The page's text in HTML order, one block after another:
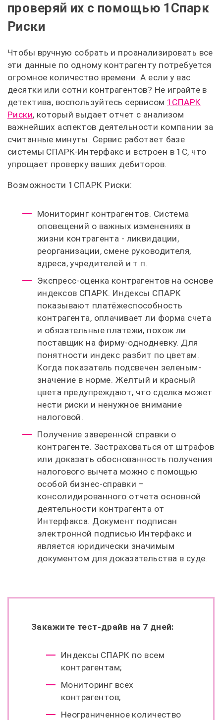
проверяй их с помощью 1Спарк
Риски
Чтобы вручную собрать и проанализировать все
эти данные по одному контрагенту потребуется
огромное количество времени. А если у вас
десятки или сотни контрагентов? Не играйте в
детектива, воспользуйтесь сервисом 1СПАРК
Риски, который выдает отчет с анализом
важнейших аспектов деятельности компании за
считанные минуты. Сервис работает базе
системы СПАРК-Интерфакс и встроен в 1С, что
упрощает проверку ваших дебиторов.
Возможности 1СПАРК Риски:
Мониторинг контрагентов. Система
оповещений о важных изменениях в
жизни контрагента - ликвидации,
реорганизации, смене руководителя,
адреса, учредителей и т.п.
Экспресс-оценка контрагентов на основе
индексов СПАРК. Индексы СПАРК
показывают платёжеспособность
контрагента, оплачивает ли форма счета
и обязательные платежи, похож ли
поставщик на фирму-однодневку. Для
понятности индекс разбит по цветам.
Когда показатель подсвечен зеленым-
значение в норме. Желтый и красный
цвета предупреждают, что сделка может
нести риски и ненужное внимание
налоговой.
Получение заверенной справки о
контрагенте. Застраховаться от штрафов
или доказать обоснованность получения
налогового вычета можно с помощью
особой бизнес-справки –
консолидированного отчета основной
деятельности контрагента от
Интерфакса. Документ подписан
электронной подписью Интерфакс и
является юридически значимым
документом для доказательства в суде.
Закажите тест-драйв на 7 дней:
Индексы СПАРК по всем
контрагентам;
Мониторинг всех
контрагентов;
Неограниченное количество